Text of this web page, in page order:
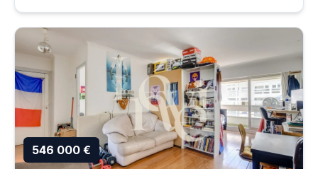
546 000 €